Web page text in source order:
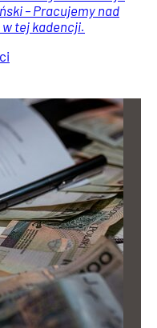
– Pracujemy nad
w tej kadencji.